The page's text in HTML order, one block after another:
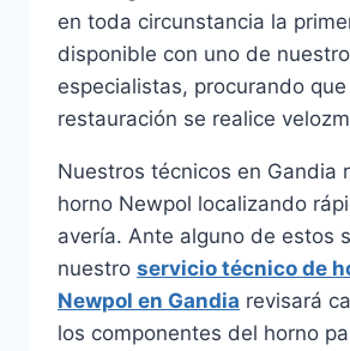
en toda circunstancia la
disponible con uno de
especialistas, procurando que
restauración se realice
Nuestros técnicos en Gandia
horno Newpol localizando
avería. Ante alguno de estos
nuestro servicio técnico de
Newpol en Gandia revisará
los componentes del horno